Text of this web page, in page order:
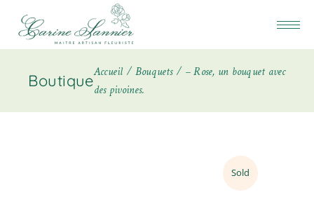
BoutiqueAccueil Bouquets
– Rose, un bouquet avec
des pivoines.
Sold